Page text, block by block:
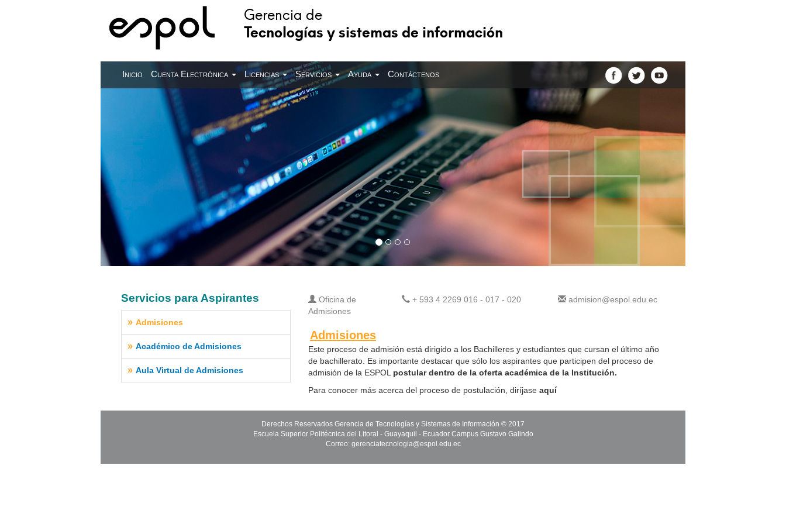
Gerencia de
Tecnologías y sistemas de información
Inicio Cuenta Electrónica Licencias Servicios Ayuda Contáctenos
Servicios para Aspirantes
» Admisiones
» Académico de Admisiones
» Aula Virtual de Admisiones
Oficina de
Admisiones
+ 593 4 2269 016 - 017 - 020 admision@espol.edu.ec
Admisiones
Este proceso de admisión está dirigido a los Bachilleres y estudiantes que cursan el último año
de bachillerato. Es importante destacar que sólo los aspirantes que participen del proceso de
admisión de la ESPOL postular dentro de la oferta académica de la Institución.
Para conocer más acerca del proceso de postulación, diríjase aquí
Derechos Reservados Gerencia de Tecnologías y Sistemas de Información © 2017
Escuela Superior Politécnica del Litoral - Guayaquil - Ecuador Campus Gustavo Galindo
Correo: gerenciatecnologia@espol.edu.ec